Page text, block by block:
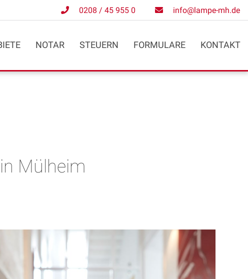
0208 / 45 955 0 info@lampe-mh.de
NOTAR STEUERN FORMULARE KONTAKT
Mülheim